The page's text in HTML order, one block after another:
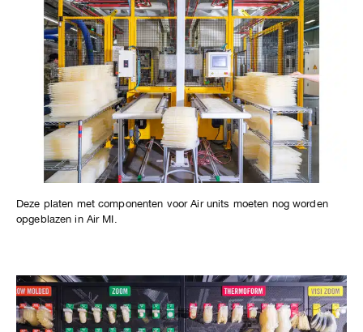
Deze platen met componenten voor Air units moeten nog worden
opgeblazen in Air MI.